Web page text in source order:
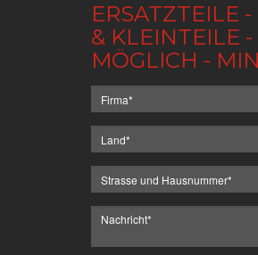
ERSATZTEILE
& KLEINTEILE
MÖGLICH -